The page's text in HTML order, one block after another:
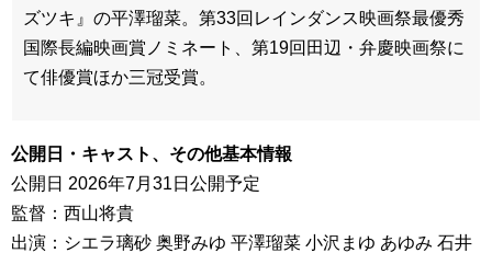
ズツキ』の平澤瑠菜。第33回レインダンス映画祭最優秀
国際長編映画賞ノミネート、第19回田辺・弁慶映画祭に
て俳優賞ほか三冠受賞。
公開日・キャスト、その他基本情報
公開日 2026年7月31日公開予定
監督：西山将貴
出演：シエラ璃砂 奥野みゆ 平澤瑠菜 小沢まゆ あゆみ 石井